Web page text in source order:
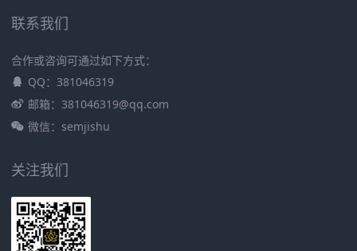
联系我们
合作或咨询可通过如下方式：
QQ：381046319
邮箱：381046319@qq.com
微信：semjishu
关注我们